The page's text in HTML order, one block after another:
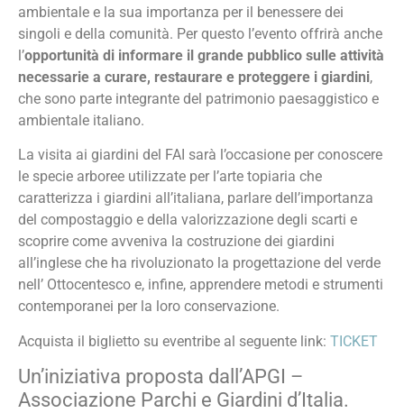
ambientale e la sua importanza per il benessere dei
singoli e della comunità. Per questo l’evento offrirà anche
l’opportunità di informare il grande pubblico sulle attività
necessarie a curare, restaurare e proteggere i giardini,
che sono parte integrante del patrimonio paesaggistico e
ambientale italiano.
La visita ai giardini del FAI sarà l’occasione per conoscere
le specie arboree utilizzate per l’arte topiaria che
caratterizza i giardini all’italiana, parlare dell’importanza
del compostaggio e della valorizzazione degli scarti e
scoprire come avveniva la costruzione dei giardini
all’inglese che ha rivoluzionato la progettazione del verde
nell’ Ottocentesco e, infine, apprendere metodi e strumenti
contemporanei per la loro conservazione.
Acquista il biglietto su eventribe al seguente link: TICKET
Un’iniziativa proposta dall’APGI –
Associazione Parchi e Giardini d’Italia.